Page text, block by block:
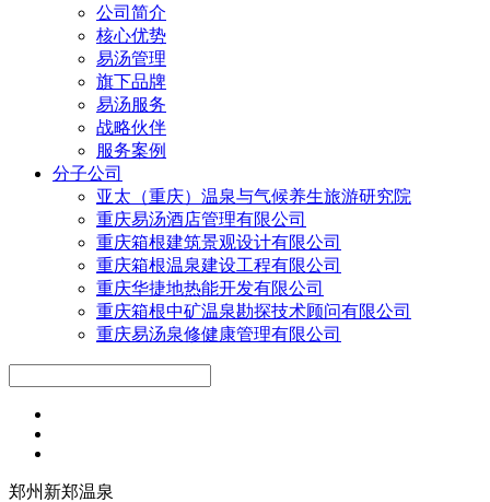
公司简介
核心优势
易汤管理
旗下品牌
易汤服务
战略伙伴
服务案例
分子公司
亚太（重庆）温泉与气候养生旅游研究院
重庆易汤酒店管理有限公司
重庆箱根建筑景观设计有限公司
重庆箱根温泉建设工程有限公司
重庆华捷地热能开发有限公司
重庆箱根中矿温泉勘探技术顾问有限公司
重庆易汤泉修健康管理有限公司
郑州新郑温泉